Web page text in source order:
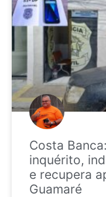
Costa
inquérito,
e recupera
Guamaré